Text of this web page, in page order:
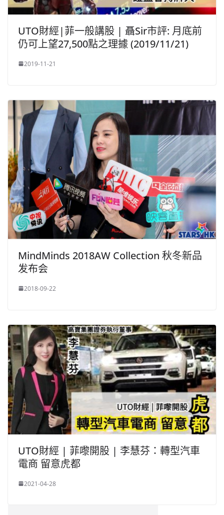
UTO財經|菲一般講股 | 聶Sir市評: 月底前
仍可上望27,500點之理據 (2019/11/21)
2019-11-21
MindMinds 2018AW Collection 秋冬新品
发布会
2018-09-22
UTO財經 | 菲嚟開股 | 李慧芬：轉型汽車
電商 留意虎都
2021-04-28